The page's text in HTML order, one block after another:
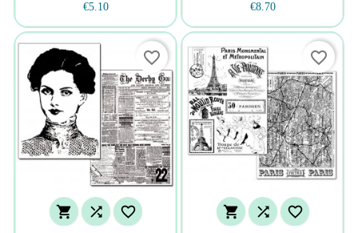
€5.10
€8.70
  
favorite_border
  
favorite_border